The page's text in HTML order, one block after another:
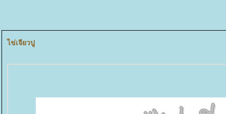
ไข่เจียวปู